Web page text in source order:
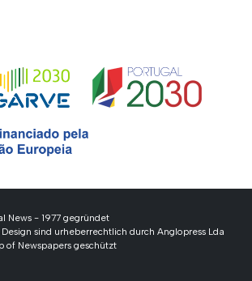
News - 1977 gegründet
sind urheberrechtlich durch Anglopress Lda
of Newspapers geschützt